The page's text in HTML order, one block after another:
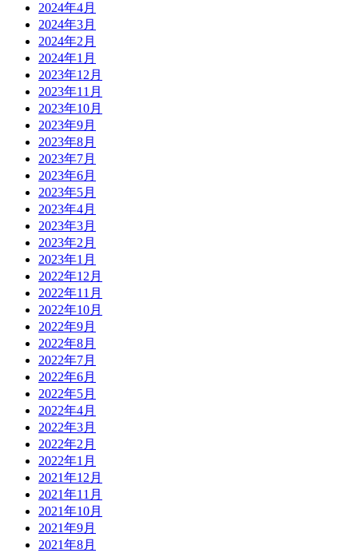
2024年4月
2024年3月
2024年2月
2024年1月
2023年12月
2023年11月
2023年10月
2023年9月
2023年8月
2023年7月
2023年6月
2023年5月
2023年4月
2023年3月
2023年2月
2023年1月
2022年12月
2022年11月
2022年10月
2022年9月
2022年8月
2022年7月
2022年6月
2022年5月
2022年4月
2022年3月
2022年2月
2022年1月
2021年12月
2021年11月
2021年10月
2021年9月
2021年8月